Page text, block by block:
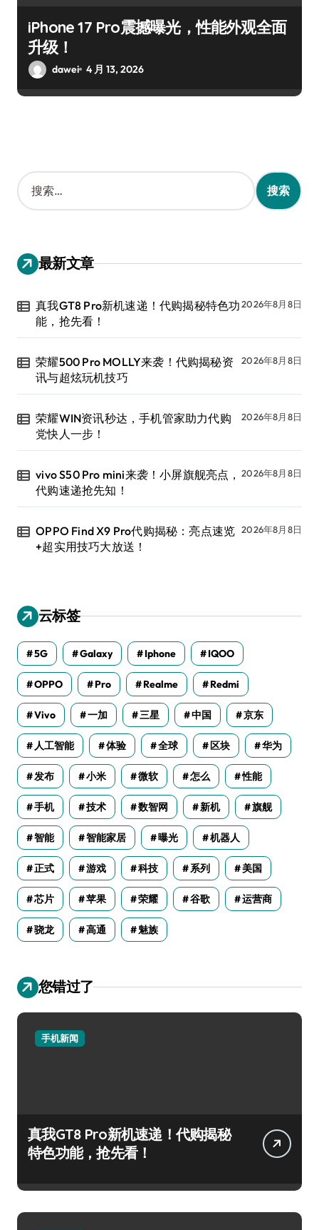
iPhone 17 Pro震撼曝光，性能外观全面
升级！
dawei 4 月 13, 2026
搜
索
：
最新文章
真我GT8 Pro新机速递！代购揭秘特色功
能，抢先看！
2026年8月8日
荣耀500 Pro MOLLY来袭！代购揭秘资
讯与超炫玩机技巧
2026年8月8日
荣耀WIN资讯秒达，手机管家助力代购
党快人一步！
2026年8月8日
vivo S50 Pro mini来袭！小屏旗舰亮点，
代购速递抢先知！
2026年8月8日
OPPO Find X9 Pro代购揭秘：亮点速览
+超实用技巧大放送！
2026年8月8日
云标签
5G Galaxy Iphone IQOO
OPPO Pro Realme Redmi
Vivo 一加 三星 中国 京东
人工智能 体验 全球 区块 华为
发布 小米 微软 怎么 性能
手机 技术 数智网 新机 旗舰
智能 智能家居 曝光 机器人
正式 游戏 科技 系列 美国
芯片 苹果 荣耀 谷歌 运营商
骁龙 高通 魅族
您错过了
手机新闻
真我GT8 Pro新机速递！代购揭秘
特色功能，抢先看！